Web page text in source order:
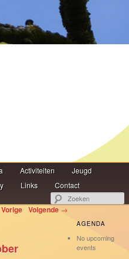
Activiteiten
Jeugd
Links Contact
Vorige Volgende →
AGENDA
No upcoming
events